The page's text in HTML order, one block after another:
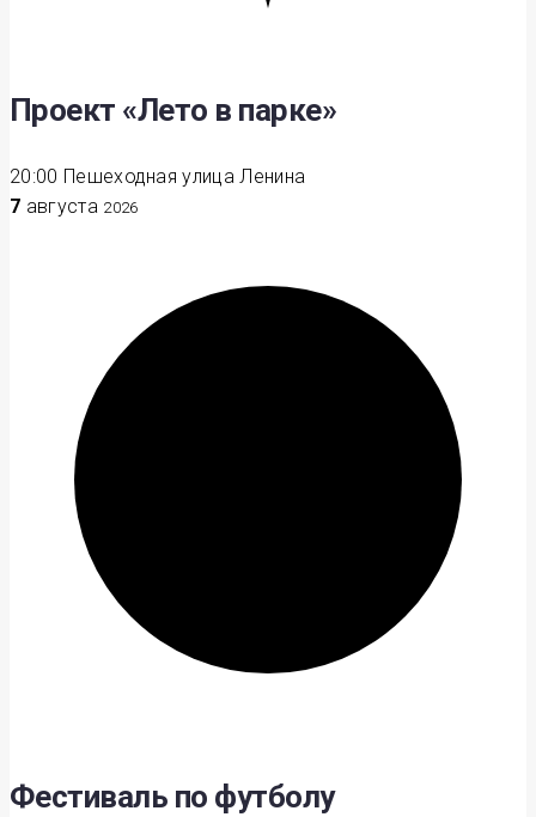
Проект «Лето в парке»
20:00 Пешеходная улица Ленина
7 августа 2026
Фестиваль по футболу